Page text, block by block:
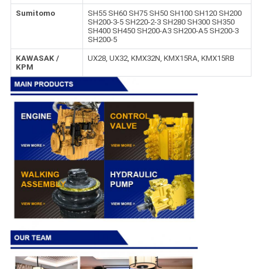
Sumitomo
SH55 SH60 SH75 SH50 SH100 SH120 SH200
SH200-3-5 SH220-2-3 SH280 SH300 SH350
SH400 SH450 SH200-A3 SH200-A5 SH200-3
SH200-5
KAWASAK /
KPM
UX28, UX32, KMX32N, KMX15RA, KMX15RB